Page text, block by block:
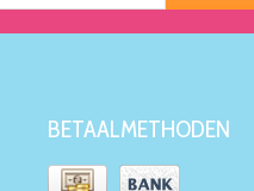
BETAALMETHODEN